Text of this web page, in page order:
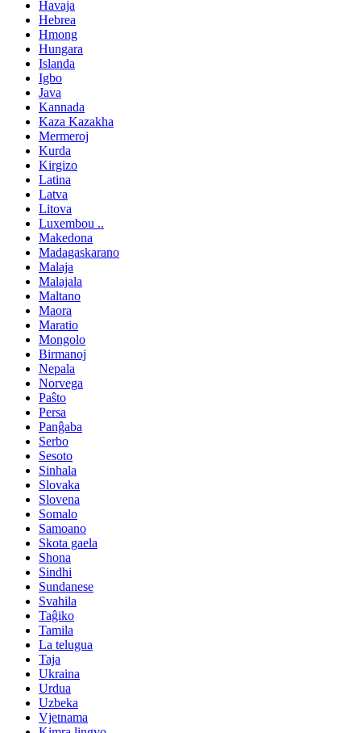
Havaja
Hebrea
Hmong
Hungara
Islanda
Igbo
Java
Kannada
Kaza Kazakha
Mermeroj
Kurda
Kirgizo
Latina
Latva
Litova
Luxembou ..
Makedona
Madagaskarano
Malaja
Malajala
Maltano
Maora
Maratio
Mongolo
Birmanoj
Nepala
Norvega
Paŝto
Persa
Panĝaba
Serbo
Sesoto
Sinhala
Slovaka
Slovena
Somalo
Samoano
Skota gaela
Shona
Sindhi
Sundanese
Svahila
Taĝiko
Tamila
La telugua
Taja
Ukraina
Urdua
Uzbeka
Vjetnama